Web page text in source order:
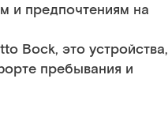
и предпочтениям на
Bock, это устройства,
пребывания и